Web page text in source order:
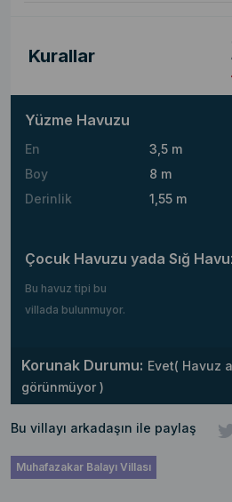
Kurallar
Yüzme Havuzu
En
3,5 m
Boy
8 m
Derinlik
1,55 m
Çocuk Havuzu yada Sığ
Bu havuz tipi bu
villada bulunmuyor.
Korunak Durumu: Evet( Havuz
görünmüyor )
Bu villayı arkadaşın ile paylaş
Muhafazakar Balayı Villası